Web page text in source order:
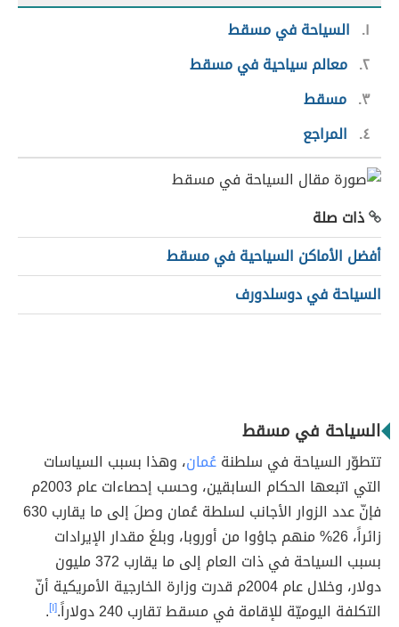
١
السياحة في مسقط
٢ معالم سياحية في مسقط
٣ مسقط
٤
المراجع
ذات صلة
أفضل الأماكن السياحية في مسقط
السياحة في دوسلدورف
السياحة في مسقط
تتطوّر السياحة في سلطنةعُمان، وهذا بسبب السياسات
التي اتبعها الحكام السابقين، وحسب إحصاءات عام 2003م
فإنّ عدد الزوار الأجانب لسلطة عُمان وصلَ إلى ما يقارب 630
زائراً، 26% منهم جاؤوا من أوروبا، وبلغَ مقدار الإيرادات
بسبب السياحة في ذات العام إلى ما يقارب 372 مليون
دولار، وخلال عام 2004م قدرت وزارة الخارجية الأمريكية أنّ
التكلفة اليوميّة للإقامة في مسقط تقارب 240 دولاراً.
[١] .